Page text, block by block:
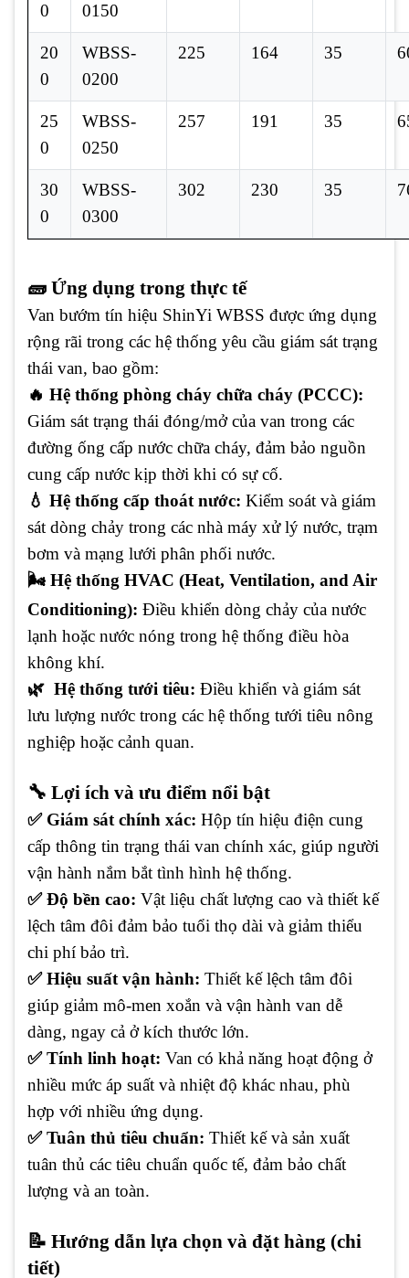
0
0150
20
0
WBSS-
0200
225 164 35
25
0
WBSS-
0250
257 191 35
30
0
WBSS-
0300
302 230 35
🧱 Ứng dụng trong thực tế
Van bướm tín hiệu ShinYi WBSS được ứng dụng
rộng rãi trong các hệ thống yêu cầu giám sát trạng
thái van, bao gồm:
🔥 Hệ thống phòng cháy chữa cháy (PCCC):
Giám sát trạng thái đóng/mở của van trong các
đường ống cấp nước chữa cháy, đảm bảo nguồn
cung cấp nước kịp thời khi có sự cố.
💧 Hệ thống cấp thoát nước: Kiểm soát và giám
sát dòng chảy trong các nhà máy xử lý nước, trạm
bơm và mạng lưới phân phối nước.
🌬️ Hệ thống HVAC (Heat, Ventilation, and Air
Conditioning): Điều khiển dòng chảy của nước
lạnh hoặc nước nóng trong hệ thống điều hòa
không khí.
🌿 Hệ thống tưới tiêu: Điều khiển và giám sát
lưu lượng nước trong các hệ thống tưới tiêu nông
nghiệp hoặc cảnh quan.
🔧 Lợi ích và ưu điểm nổi bật
✅ Giám sát chính xác: Hộp tín hiệu điện cung
cấp thông tin trạng thái van chính xác, giúp người
vận hành nắm bắt tình hình hệ thống.
✅ Độ bền cao: Vật liệu chất lượng cao và thiết kế
lệch tâm đôi đảm bảo tuổi thọ dài và giảm thiểu
chi phí bảo trì.
✅ Hiệu suất vận hành: Thiết kế lệch tâm đôi
giúp giảm mô-men xoắn và vận hành van dễ
dàng, ngay cả ở kích thước lớn.
✅ Tính linh hoạt: Van có khả năng hoạt động ở
nhiều mức áp suất và nhiệt độ khác nhau, phù
hợp với nhiều ứng dụng.
✅ Tuân thủ tiêu chuẩn: Thiết kế và sản xuất
tuân thủ các tiêu chuẩn quốc tế, đảm bảo chất
lượng và an toàn.
📝 Hướng dẫn lựa chọn và đặt hàng (chi
tiết)